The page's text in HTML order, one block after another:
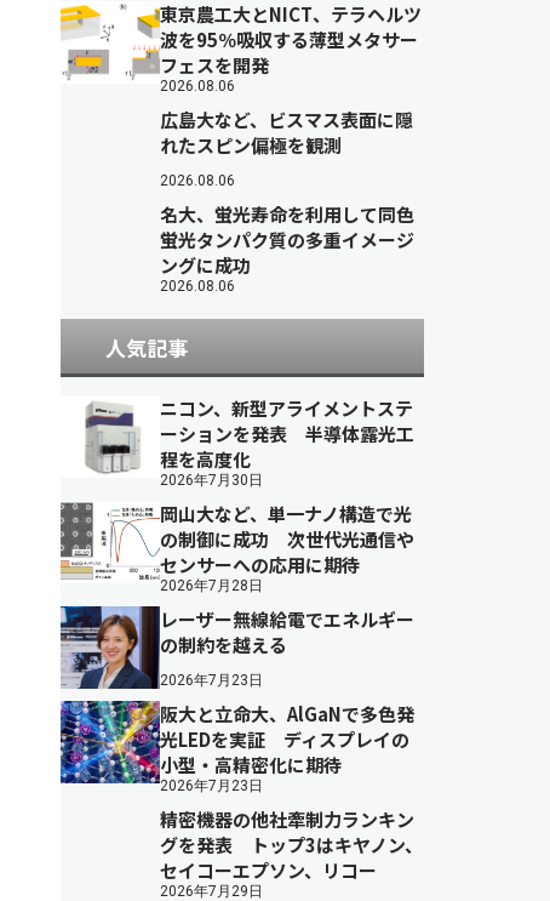
東京農工大とNICT、テラヘルツ
波を95％吸収する薄型メタサー
フェスを開発
2026.08.06
広島大など、ビスマス表面に隠
れたスピン偏極を観測
2026.08.06
名大、蛍光寿命を利用して同色
蛍光タンパク質の多重イメージ
ングに成功
2026.08.06
人気記事
ニコン、新型アライメントステ
ーションを発表 半導体露光工
程を高度化
2026年7月30日
岡山大など、単一ナノ構造で光
の制御に成功 次世代光通信や
センサーへの応用に期待
2026年7月28日
レーザー無線給電でエネルギー
の制約を越える
2026年7月23日
阪大と立命大、AlGaNで多色発
光LEDを実証 ディスプレイの
小型・高精密化に期待
2026年7月23日
精密機器の他社牽制力ランキン
グを発表 トップ3はキヤノン、
セイコーエプソン、リコー
2026年7月29日